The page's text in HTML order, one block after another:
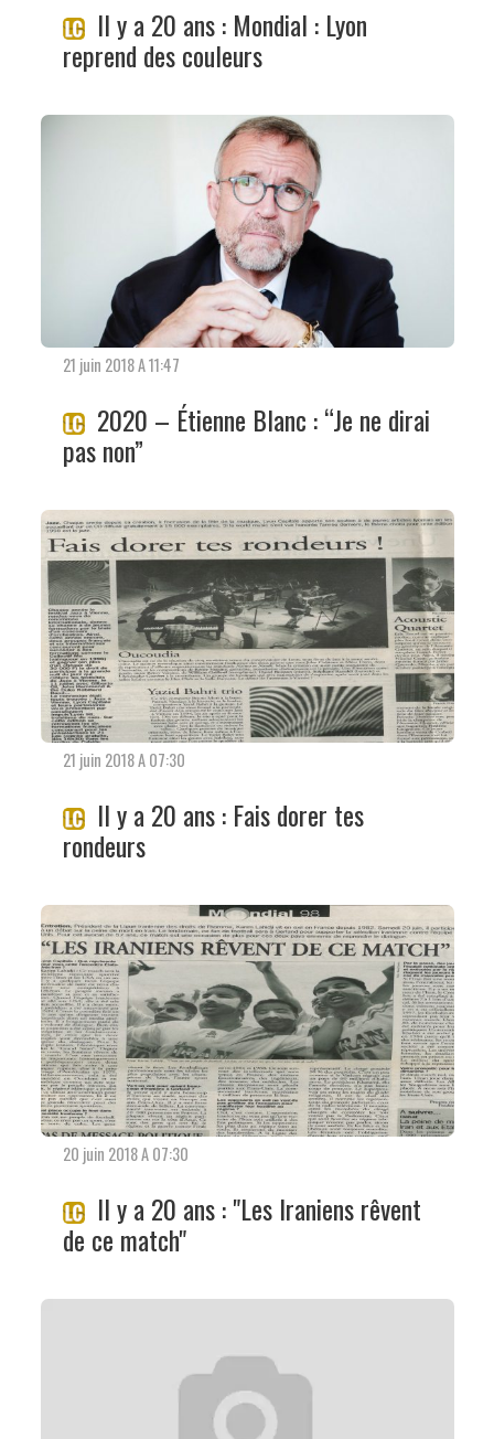
Il y a 20 ans : Mondial : Lyon
reprend des couleurs
21 juin 2018 A 11:47
2020 – Étienne Blanc : “Je ne dirai
pas non”
21 juin 2018 A 07:30
Il y a 20 ans : Fais dorer tes
rondeurs
20 juin 2018 A 07:30
Il y a 20 ans : "Les Iraniens rêvent
de ce match"